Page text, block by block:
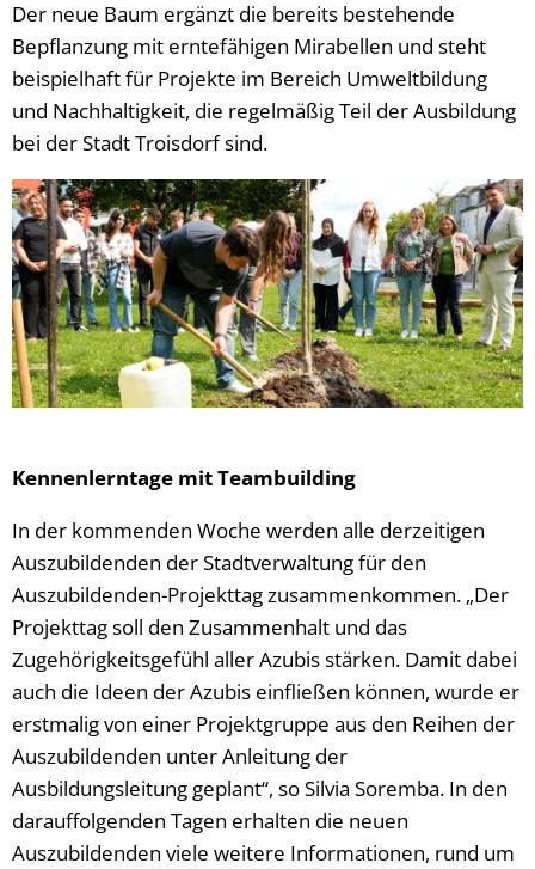
Der neue Baum ergänzt die bereits bestehende
Bepflanzung mit erntefähigen Mirabellen und steht
beispielhaft für Projekte im Bereich Umweltbildung
und Nachhaltigkeit, die regelmäßig Teil der Ausbildung
bei der Stadt Troisdorf sind.
Kennenlerntage mit Teambuilding
In der kommenden Woche werden alle derzeitigen
Auszubildenden der Stadtverwaltung für den
Auszubildenden-Projekttag zusammenkommen. „Der
Projekttag soll den Zusammenhalt und das
Zugehörigkeitsgefühl aller Azubis stärken. Damit dabei
auch die Ideen der Azubis einfließen können, wurde er
erstmalig von einer Projektgruppe aus den Reihen der
Auszubildenden unter Anleitung der
Ausbildungsleitung geplant“, so Silvia Soremba. In den
darauffolgenden Tagen erhalten die neuen
Auszubildenden viele weitere Informationen, rund um